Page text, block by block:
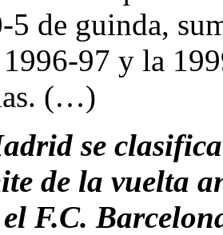
5 de guinda,
97 y la
(…)
se
de la vuelta
F.C.